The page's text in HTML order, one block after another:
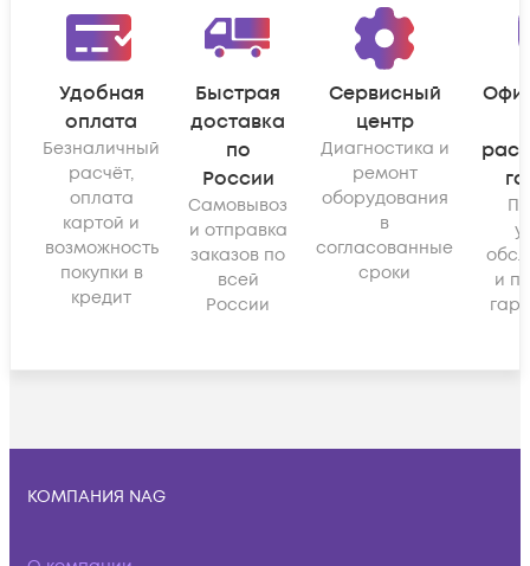
Удобная
оплата
Безналичный
расчёт,
оплата
картой и
возможность
покупки в
кредит
Быстрая
доставка
по
России
Самовывоз
и отправка
заказов по
всей
России
Сервисный
центр
Диагностика и
ремонт
оборудования
в
согласованные
сроки
и
КОМПАНИЯ NAG